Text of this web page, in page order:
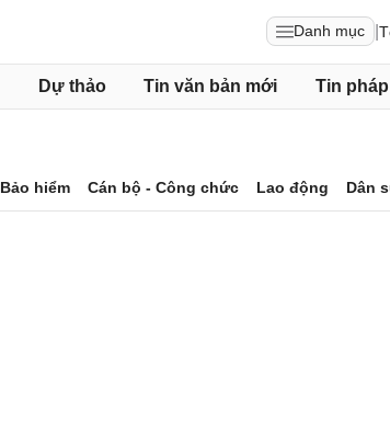
Danh mục
Dự thảo Tin văn bản mới Tin
Bảo hiểm Cán bộ - Công chức Lao động Dân